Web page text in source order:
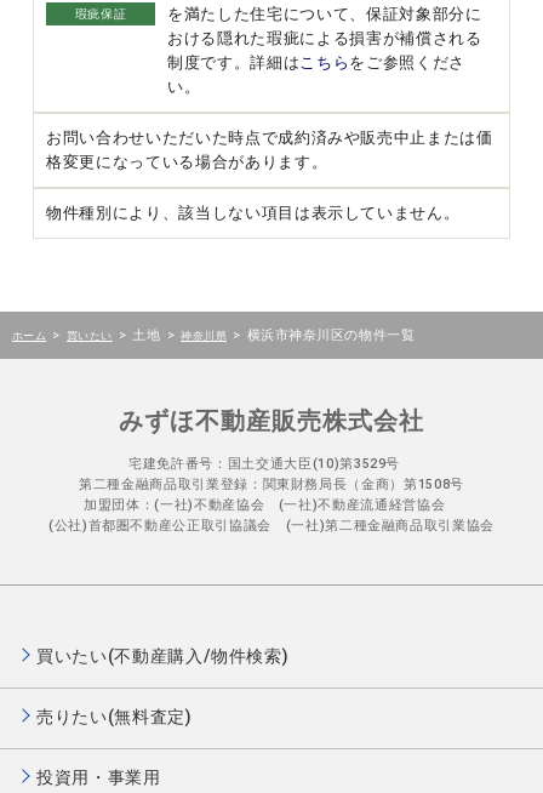
瑕疵保証
を満たした住宅について、保証対象部分に
おける隠れた瑕疵による損害が補償される
制度です。詳細は こちら をご参照くださ
い。
お問い合わせいただいた時点で成約済みや販売中止または価
格変更になっている場合があります。
物件種別により、該当しない項目は表示していません。
ホーム > 買いたい > 土地 > 神奈川県 > 横浜市神奈川区の物件一覧
みずほ不動産販売株式会社
宅建免許番号：国土交通大臣(10)第3529号
第二種金融商品取引業登録：関東財務局長（金商）第1508号
加盟団体：(一社)不動産協会 (一社)不動産流通経営協会
(公社)首都圏不動産公正取引協議会 (一社)第二種金融商品取引業協会
買いたい(不動産購入/物件検索)
売りたい(無料査定)
投資用・事業用